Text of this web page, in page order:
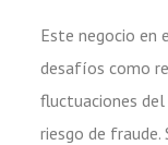
Este negocio en
desafíos como
fluctuaciones del
riesgo de fraude.